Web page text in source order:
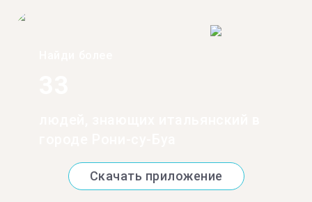
Скачать приложение